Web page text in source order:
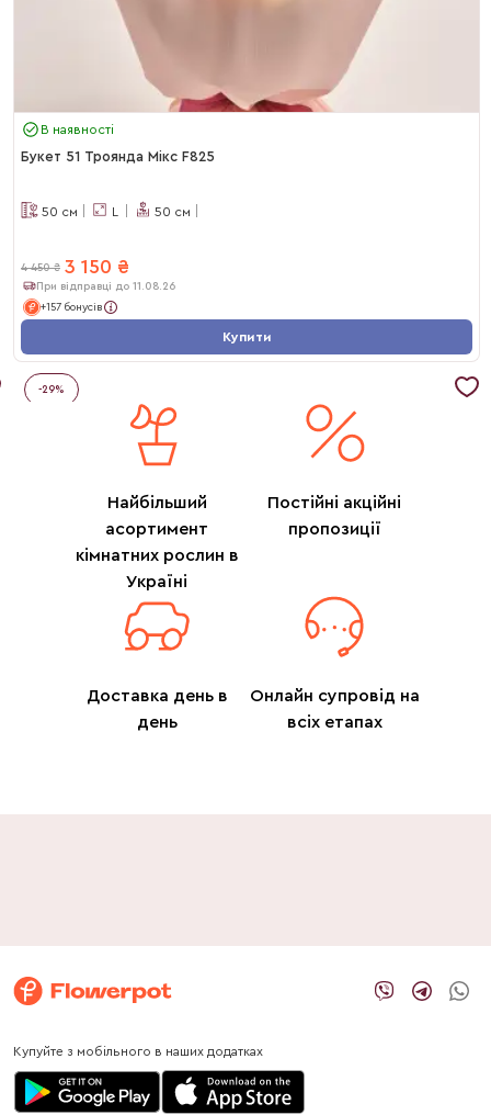
В наявності
Букет 51 Троянда Мікс F825
50 см L 50 см
4 450 ₴ 3 150 ₴
При відправці до 11.08.26
+157 бонусів
Купити
-29%
Найбільший
асортимент
кімнатних рослин в
Україні
Постійні акційні
пропозиції
Доставка день в
день
Онлайн супровід на
всіх етапах
Купуйте з мобільного в наших додатках